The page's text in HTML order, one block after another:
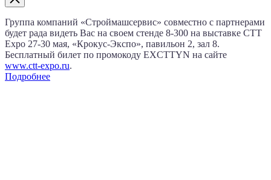
Группа компаний «Строймашсервис» совместно с партнерами
будет рада видеть Вас на своем стенде 8‑300 на выставке CTT
Expo 27‑30 мая, «Крокус‑Экспо», павильон 2, зал 8.
Бесплатный билет по промокоду EXCTTYN на сайте
www.сtt-expo.ru.
Подробнее